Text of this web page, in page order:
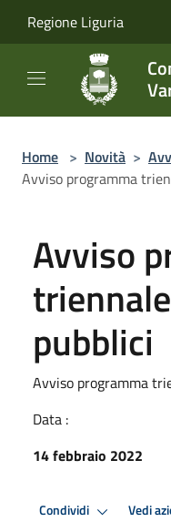
Regione Liguria
Home > Novità >
Avviso programma
Avviso
pubblici
Avviso programma
Data :
14 febbraio 2022
Condividi Vedi